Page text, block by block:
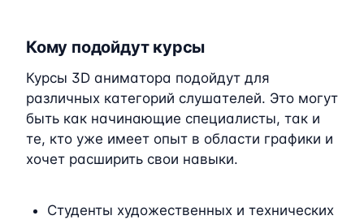
Кому подойдут курсы
Курсы 3D аниматора подойдут для
различных категорий слушателей. Это могут
быть как начинающие специалисты, так и
те, кто уже имеет опыт в области графики и
хочет расширить свои навыки.
Студенты художественных и технических